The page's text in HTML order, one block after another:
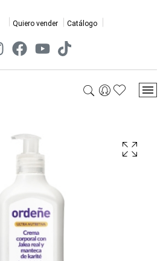
Quiero vender Catálogo